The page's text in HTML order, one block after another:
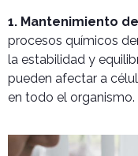
1. Mantenimiento
procesos químicos
la estabilidad y
pueden afectar a
en todo el organismo.